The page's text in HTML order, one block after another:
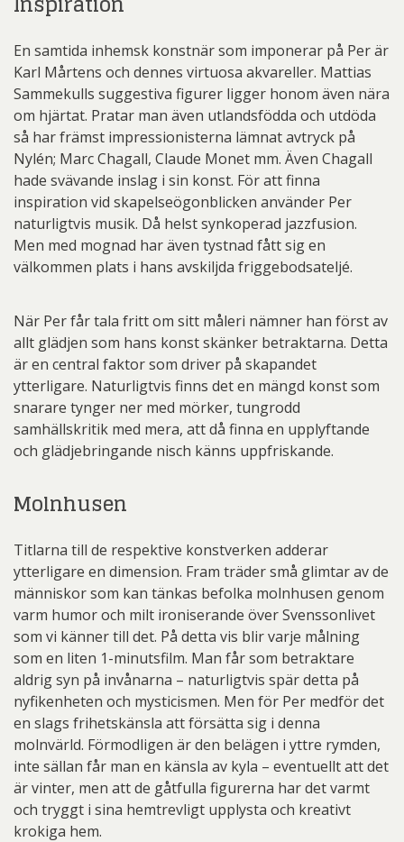
En samtida inhemsk konstnär som imponerar på Per är
Karl Mårtens och dennes virtuosa akvareller. Mattias
Sammekulls suggestiva figurer ligger honom även nära
om hjärtat. Pratar man även utlandsfödda och utdöda
så har främst impressionisterna lämnat avtryck på
Nylén; Marc Chagall, Claude Monet mm. Även Chagall
hade svävande inslag i sin konst. För att finna
inspiration vid skapelseögonblicken använder Per
naturligtvis musik. Då helst synkoperad jazzfusion.
Men med mognad har även tystnad fått sig en
välkommen plats i hans avskiljda friggebodsateljé.
När Per får tala fritt om sitt måleri nämner han först av
allt glädjen som hans konst skänker betraktarna. Detta
är en central faktor som driver på skapandet
ytterligare. Naturligtvis finns det en mängd konst som
snarare tynger ner med mörker, tungrodd
samhällskritik med mera, att då finna en upplyftande
och glädjebringande nisch känns uppfriskande.
Molnhusen
Titlarna till de respektive konstverken adderar
ytterligare en dimension. Fram träder små glimtar av de
människor som kan tänkas befolka molnhusen genom
varm humor och milt ironiserande över Svenssonlivet
som vi känner till det. På detta vis blir varje målning
som en liten 1-minutsfilm. Man får som betraktare
aldrig syn på invånarna – naturligtvis spär detta på
nyfikenheten och mysticismen. Men för Per medför det
en slags frihetskänsla att försätta sig i denna
molnvärld. Förmodligen är den belägen i yttre rymden,
inte sällan får man en känsla av kyla – eventuellt att det
är vinter, men att de gåtfulla figurerna har det varmt
och tryggt i sina hemtrevligt upplysta och kreativt
krokiga hem.